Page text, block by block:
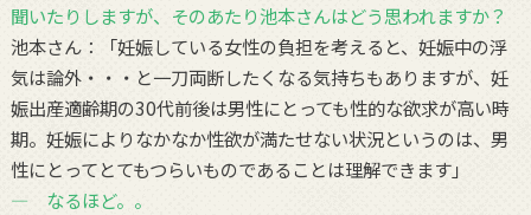
聞いたりしますが、そのあたり池本さんはどう思われますか？
池本さん：「妊娠している女性の負担を考えると、妊娠中の浮
気は論外・・・と一刀両断したくなる気持ちもありますが、妊
娠出産適齢期の30代前後は男性にとっても性的な欲求が高い時
期。妊娠によりなかなか性欲が満たせない状況というのは、男
性にとってとてもつらいものであることは理解できます」
― なるほど。。